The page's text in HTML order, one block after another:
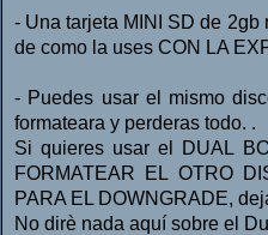
- Una tarjeta MINI SD de
de como la uses CON LA
- Puedes usar el mismo
formateara y perderas todo. .
Si quieres usar el DUAL
FORMATEAR EL OTRO
PARA EL DOWNGRADE,
No dirè nada aquí sobre el